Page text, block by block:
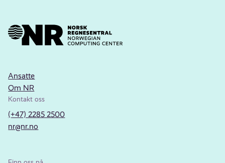
Ansatte
Om NR
Kontakt oss
(+47) 2285 2500
nr@nr.no